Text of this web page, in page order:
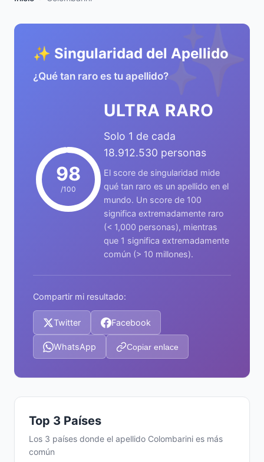
✨
✨ Singularidad del Apellido
¿Qué tan raro es tu apellido?
98
/100
ULTRA RARO
Solo 1 de cada
18.912.530 personas
El score de singularidad mide
qué tan raro es un apellido en el
mundo. Un score de 100
significa extremadamente raro
(< 1,000 personas), mientras
que 1 significa extremadamente
común (> 10 millones).
Compartir mi resultado:
Twitter Facebook
WhatsApp Copiar enlace
Top 3 Países
Los 3 países donde el apellido Colombarini es más
común